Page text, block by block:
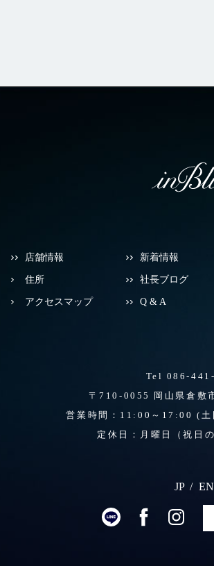
店舗情報
住所
アクセスマップ
新着情報
社長ブログ
Q & A
Tel 086-
〒710-0055 岡山県倉敷
営業時間：11:00～17:00 (土
定休日：月曜日（祝日
JP EN